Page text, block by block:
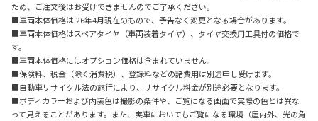
ため、ご注文後はお受けできませんのでご了承ください。
■車両本体価格は'26年4月現在のもので、予告なく変更となる場合があります。
■車両本体価格はスペアタイヤ（車両装着タイヤ）、タイヤ交換用工具付の価格で
す。
■車両本体価格にはオプション価格は含まれていません。
■保険料、税金（除く消費税）、登録料などの諸費用は別途申し受けます。
■自動車リサイクル法の施行により、リサイクル料金が別途必要となります。
■ボディカラーおよび内装色は撮影の条件や、ご覧になる画面で実際の色とは異な
って見えることがあります。また、実車においてもご覧になる環境（屋内外、光の角